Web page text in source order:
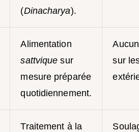
(Dinacharya).
Alimentation
sattvique sur
mesure préparée
quotidiennement.
sur
Traitement à la